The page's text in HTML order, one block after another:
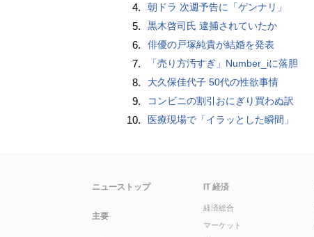
4. 朝ドラ 次週予告に「ゲンナリ」
5. 黒木啓司氏 逮捕されていたか
6. 俳優の戸塚純貴が結婚を発表
7. 「売り方汚すぎ」Number_iに落胆
8. 大久保佳代子 50代の性欲事情
9. コンビニの割引おにぎり買わぬ訳
10. 医療現場で「イラッとした瞬間」
ニューストップ
主要
IT 経済
経済総合
マーケット